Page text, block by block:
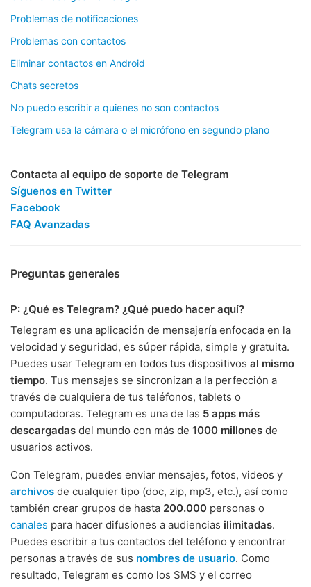
Problemas de notificaciones
Problemas con contactos
Eliminar contactos en Android
Chats secretos
No puedo escribir a quienes no son contactos
Telegram usa la cámara o el micrófono en segundo plano
Contacta al equipo de soporte de Telegram
Síguenos en Twitter
Facebook
FAQ Avanzadas
Preguntas generales
P: ¿Qué es Telegram? ¿Qué puedo hacer aquí?
Telegram es una aplicación de mensajería enfocada en la
velocidad y seguridad, es súper rápida, simple y gratuita.
Puedes usar Telegram en todos tus dispositivos al mismo
tiempo. Tus mensajes se sincronizan a la perfección a
través de cualquiera de tus teléfonos, tablets o
computadoras. Telegram es una de las 5 apps más
descargadas del mundo con más de 1000 millones de
usuarios activos.
Con Telegram, puedes enviar mensajes, fotos, videos y
archivos de cualquier tipo (doc, zip, mp3, etc.), así como
también crear grupos de hasta 200.000 personas o
canales para hacer difusiones a audiencias ilimitadas.
Puedes escribir a tus contactos del teléfono y encontrar
personas a través de sus nombres de usuario. Como
resultado, Telegram es como los SMS y el correo